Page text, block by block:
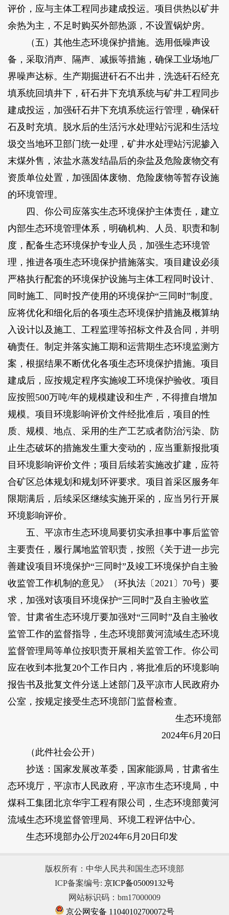
评价，应与主体工程同步建成投运。项目供热以矿井
余热为主，不足时购买外部热源，不设置锅炉房。
（五）其他生态环境保护措施。选用低噪声设
备，采取消声、隔声、减振等措施，确保工业场地厂
界噪声达标。生产期掘进矸石不出井，洗选矸石经充
填系统回填井下，矸石井下充填系统与矿井工程同步
建成投运，加强矸石井下充填系统运行管理，确保矸
石及时充填。脱水后的生活污水处理站污泥和生活垃
圾交当地环卫部门统一处理，矿井水处理站污泥掺入
末煤外售，浓盐水蒸发结晶后的杂盐及危险废物交有
资质单位处置，加强固体废物、危险废物等暂存设施
的环境管理。
四、你公司应落实生态环境保护主体责任，建立
内部生态环境管理体系，明确机构、人员、职责和制
度，配备生态环境保护专业人员，加强生态环境管
理，推进各项生态环境保护措施落实。项目建设必须
严格执行配套的环境保护设施与主体工程同时设计、
同时施工、同时投产使用的环境保护“三同时”制度。
应将优化和细化后的各项生态环境保护措施及概算纳
入设计以及施工、工程监理等招标文件及合同，并明
确责任。制定并落实施工期和运营期生态环境监测方
案，根据结果不断优化各项生态环境保护措施。项目
建成后，应按规定程序实施竣工环境保护验收。项目
应按照500万吨/年的规模建设和生产，不得擅自增加
规模。项目环境影响评价文件经批准后，项目的性
质、规模、地点、采用的生产工艺或者防治污染、防
止生态破坏的措施发生重大变动的，应当重新报批项
目环境影响评价文件；项目后续若实施改扩建，应符
合矿区总体规划和规划环评要求。项目首采区服务年
限期满后，后续采区继续实施开采的，应当另行开展
环境影响评价。
五、平凉市生态环境局要切实承担事中事后监管
主要责任，履行属地监管职责，按照《关于进一步完
善建设项目环境保护“三同时”及竣工环境保护自主验
收监管工作机制的意见》（环执法〔2021〕70号）要
求，加强对该项目环境保护“三同时”及自主验收监
管。甘肃省生态环境厅要加强对“三同时”及自主验收
监管工作的监督指导，生态环境部黄河流域生态环境
监督管理局等单位按职责开展相关监管工作。你公司
应在收到本批复20个工作日内，将批准后的环境影响
报告书及批复文件分送上述部门及平凉市人民政府办
公室，按规定接受生态环境部门监督检查。
生态环境部
2024年6月20日
（此件社会公开）
抄送：国家发展改革委，国家能源局，甘肃省生
态环境厅，平凉市人民政府，平凉市生态环境局，中
煤科工集团北京华宇工程有限公司，生态环境部黄河
流域生态环境监督管理局、环境工程评估中心。
生态环境部办公厅2024年6月20日印发
版权所有：中华人民共和国生态环境部
ICP备案编号: 京ICP备05009132号
网站标识码：bm17000009
京公网安备 11040102700072号